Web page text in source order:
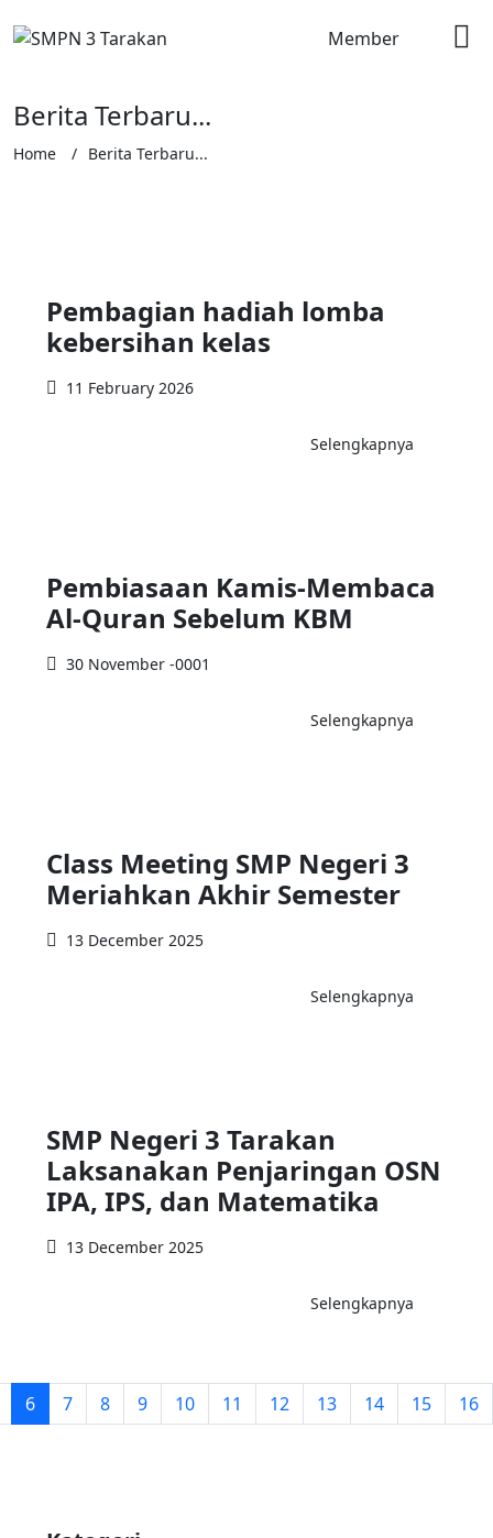
Member
Berita Terbaru...
Home Berita Terbaru...
Pembagian hadiah lomba
kebersihan kelas
11 February 2026
Selengkapnya
Pembiasaan Kamis-Membaca
Al-Quran Sebelum KBM
30 November -0001
Selengkapnya
Class Meeting SMP Negeri 3
Meriahkan Akhir Semester
13 December 2025
Selengkapnya
SMP Negeri 3 Tarakan
Laksanakan Penjaringan OSN
IPA, IPS, dan Matematika
13 December 2025
Selengkapnya
6 7 8 9 10 11 12 13 14 15 16